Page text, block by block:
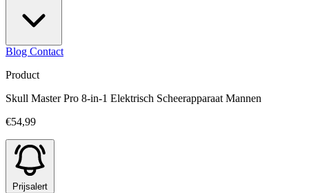
Blog Contact
Product
Skull Master Pro 8-in-1 Elektrisch Scheerapparaat Mannen
€54,99
Prijsalert